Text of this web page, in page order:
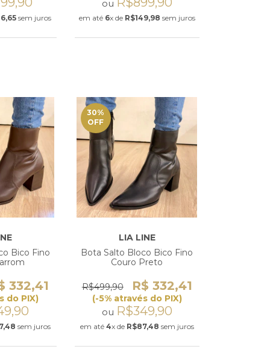
sem juros
ou
em até 6x de R$149,98 sem juros
Bico Fino
332,41
do PIX)
sem juros
30%
OFF
LIA LINE
Bota Salto Bloco Bico Fino
Couro Preto
R$499,90 R$ 332,41
(-5% através do PIX)
ou R$349,90
em até 4x de R$87,48 sem juros